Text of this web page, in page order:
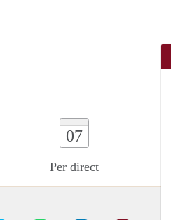
07
Per direct